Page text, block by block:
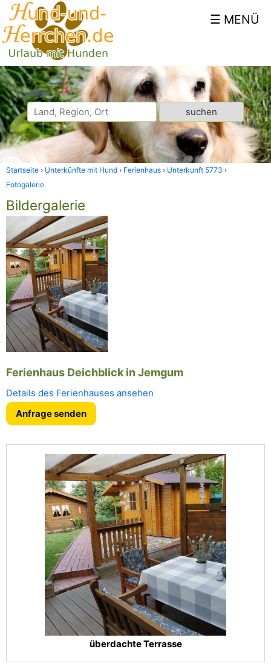
Startseite Unterkünfte mit Hund Ferienhaus
Unterkunft 5773
Fotogalerie
Bildergalerie
Ferienhaus Deichblick in Jemgum
Details des Ferienhauses ansehen
Anfrage senden
überdachte Terrasse